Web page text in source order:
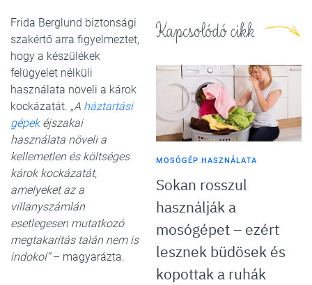
Kapcsolódó cikk
MOSÓGÉP HASZNÁLATA
Sokan rosszul
használják a
mosógépet – ezért
lesznek büdösek és
kopottak a ruhák
Frida Berglund biztonsági
szakértő arra figyelmeztet,
hogy a készülékek
felügyelet nélküli
használata növeli a károk
kockázatát. „A háztartási
gépekéjszakai
használata növeli a
kellemetlen és költséges
károk kockázatát,
amelyeket az a
villanyszámlán
esetlegesen mutatkozó
megtakarítás talán nem is
indokol”– magyarázta.